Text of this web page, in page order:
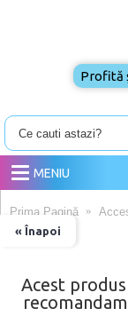
MENIU
« Înapoi
Prima Pagină
Acest
Profită